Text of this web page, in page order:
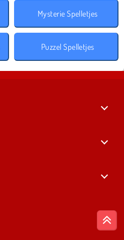
Mysterie Spelletjes
Puzzel Spelletjes